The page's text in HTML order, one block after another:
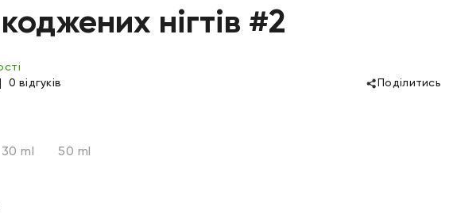
нігтів #2
0 відгуків
Поділитись
30 ml 50 ml